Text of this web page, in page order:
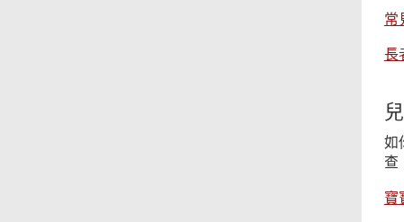
常
長
如
查
寶